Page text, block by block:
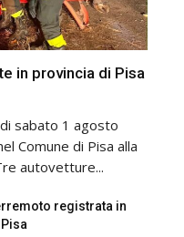
in provincia di Pisa
sabato 1 agosto
Comune di Pisa alla
autovetture...
registrata in